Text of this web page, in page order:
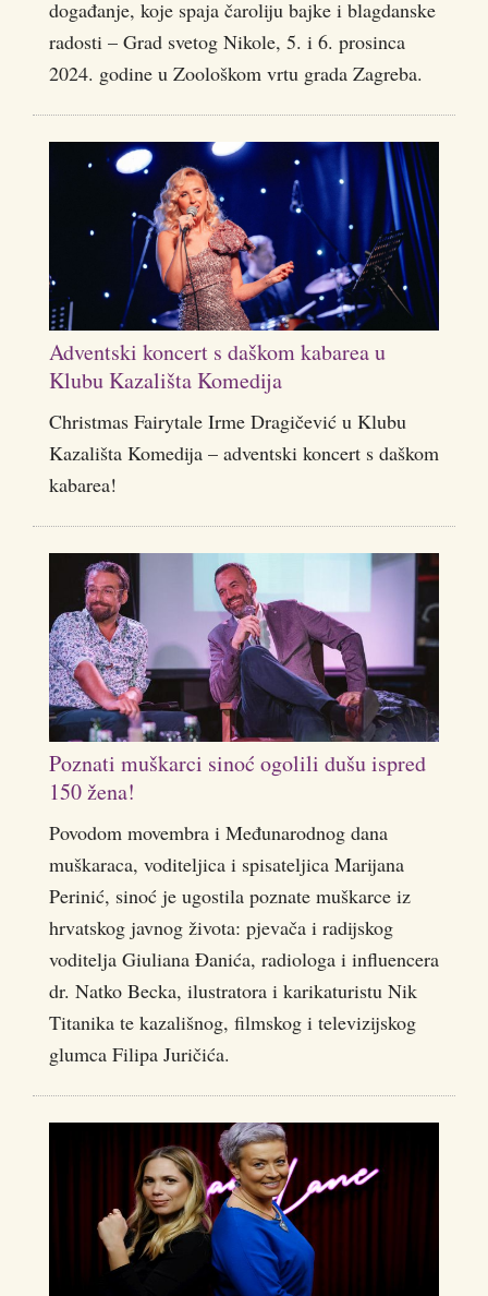
događanje, koje spaja čaroliju bajke i blagdanske
radosti – Grad svetog Nikole, 5. i 6. prosinca
2024. godine u Zoološkom vrtu grada Zagreba.
Adventski koncert s daškom kabarea u
Klubu Kazališta Komedija
Christmas Fairytale Irme Dragičević u Klubu
Kazališta Komedija – adventski koncert s daškom
kabarea!
Poznati muškarci sinoć ogolili dušu ispred
150 žena!
Povodom movembra i Međunarodnog dana
muškaraca, voditeljica i spisateljica Marijana
Perinić, sinoć je ugostila poznate muškarce iz
hrvatskog javnog života: pjevača i radijskog
voditelja Giuliana Đanića, radiologa i influencera
dr. Natko Becka, ilustratora i karikaturistu Nik
Titanika te kazališnog, filmskog i televizijskog
glumca Filipa Juričića.